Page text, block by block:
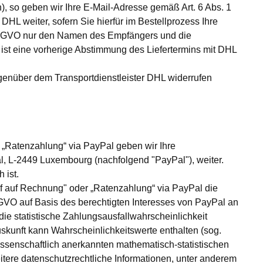
so geben wir Ihre E-Mail-Adresse gemäß Art. 6 Abs. 1
weiter, sofern Sie hierfür im Bestellprozess Ihre
nur den Namen des Empfängers und die
eine vorherige Abstimmung des Liefertermins mit DHL
dem Transportdienstleister DHL widerrufen
via PayPal geben wir Ihre
L-2449 Luxembourg (nachfolgend "PayPal"), weiter.
ist.
Rechnung" oder „Ratenzahlung“ via PayPal die
auf Basis des berechtigten Interesses von PayPal an
statistische Zahlungsausfallwahrscheinlichkeit
kann Wahrscheinlichkeitswerte enthalten (sog.
anerkannten mathematisch-statistischen
datenschutzrechtliche Informationen, unter anderem